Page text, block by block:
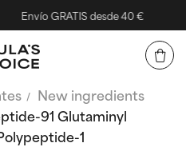
Envío GRATIS desde 40 €
New ingredients
91 Glutaminyl
1